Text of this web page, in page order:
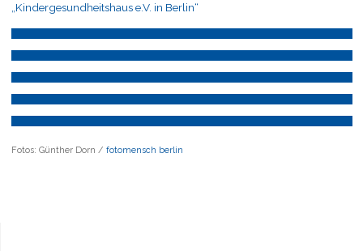
„Kindergesundheitshaus e.V. in Berlin“
Fotos: Günther Dorn / fotomensch berlin